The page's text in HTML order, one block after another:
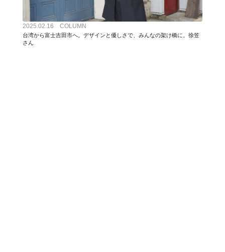
2025.02.16 COLUMN
台湾から富士吉田市へ。デザインと優しさで、みんなの架け橋に。徐笠
さん